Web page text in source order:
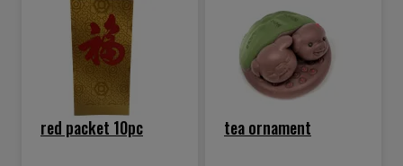
red packet 10pc tea ornament